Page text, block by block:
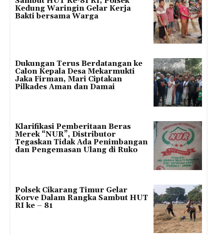
Kedung Waringin Gelar Kerja
Bakti bersama Warga
Dukungan Terus Berdatangan ke
Calon Kepala Desa Mekarmukti
Jaka Firman, Mari Ciptakan
Pilkades Aman dan Damai
Klarifikasi Pemberitaan Beras
Merek “NUR”, Distributor
Tegaskan Tidak Ada Penimbangan
dan Pengemasan Ulang di Ruko
Polsek Cikarang Timur Gelar
Korve Dalam Rangka Sambut HUT
RI ke – 81